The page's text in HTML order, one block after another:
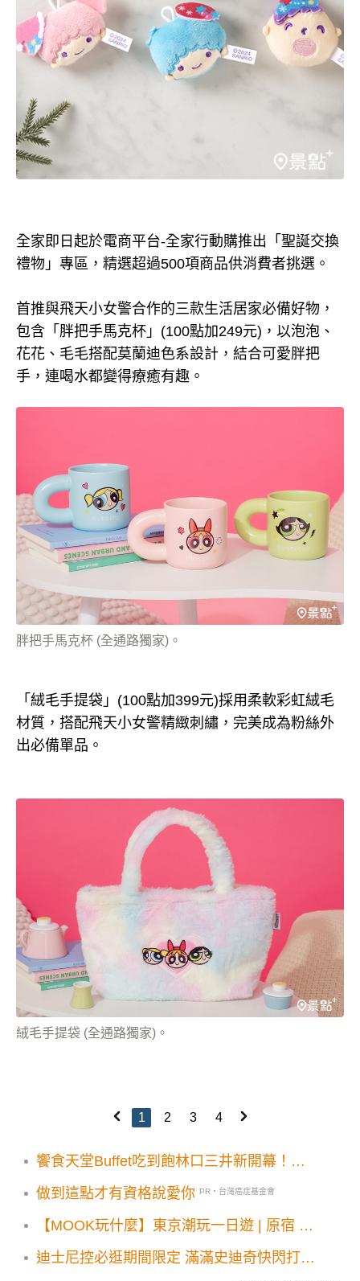
全家即日起於電商平台-全家行動購推出「聖誕交換
禮物」專區，精選超過500項商品供消費者挑選。
首推與飛天小女警合作的三款生活居家必備好物，
包含「胖把手馬克杯」(100點加249元)，以泡泡、
花花、毛毛搭配莫蘭迪色系設計，結合可愛胖把
手，連喝水都變得療癒有趣。
胖把手馬克杯 (全通路獨家)。
「絨毛手提袋」(100點加399元)採用柔軟彩虹絨毛
材質，搭配飛天小女警精緻刺繡，完美成為粉絲外
出必備單品。
絨毛手提袋 (全通路獨家)。
1 2 3 4
饗食天堂Buffet吃到飽林口三井新開幕！雪
做到這點才有資格說愛你 PR・台灣癌症基金會
【MOOK玩什麼】東京潮玩一日遊 | 原宿 澀
空夜景
迪士尼控必逛期間限定 滿滿史迪奇快閃打卡